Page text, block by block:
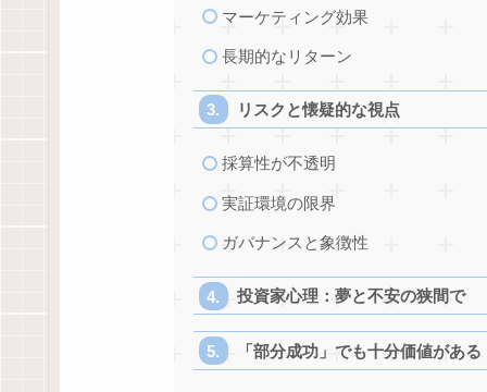
マーケティング効果
長期的なリターン
リスクと懐疑的な視点
採算性が不透明
実証環境の限界
ガバナンスと象徴性
投資家心理：夢と不安の狭間で
「部分成功」でも十分価値がある